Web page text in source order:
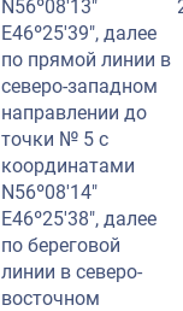
N56º08′13″
E46º25′39″, далее
по прямой линии в
северо-западном
направлении до
точки № 5 с
координатами
N56º08′14″
E46º25′38″, далее
по береговой
линии в северо-
восточном